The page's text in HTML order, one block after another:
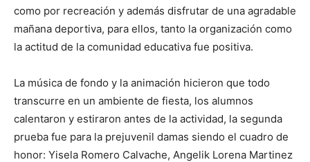
como por recreación y además disfrutar de una agradable
mañana deportiva, para ellos, tanto la organización como
la actitud de la comunidad educativa fue positiva.
La música de fondo y la animación hicieron que todo
transcurre en un ambiente de fiesta, los alumnos
calentaron y estiraron antes de la actividad, la segunda
prueba fue para la prejuvenil damas siendo el cuadro de
honor: Yisela Romero Calvache, Angelik Lorena Martinez